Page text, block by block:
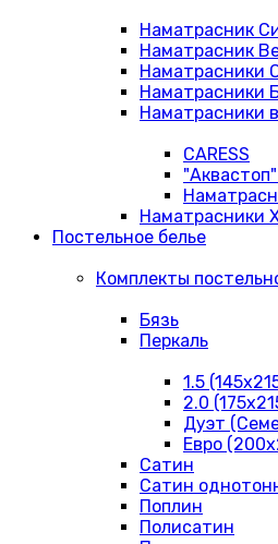
Наматрасник
Наматрасник
Наматрасники
Наматрасники
Наматрасники
CARESS
Наматрасники
Постельное белье
Комплекты
Бязь
Перкаль
1.5
2.0
Дуэт
Евро
Сатин
Сатин
Поплин
Полисатин